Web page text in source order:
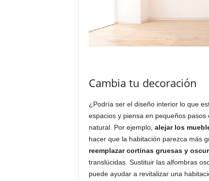
Cambia tu decoración
¿Podría ser el diseño interior lo que
espacios y piensa en pequeños
natural. Por ejemplo, alejar los
hacer que la habitación parezca más
reemplazar cortinas gruesas y
translúcidas. Sustituir las alfombras
puede ayudar a revitalizar una